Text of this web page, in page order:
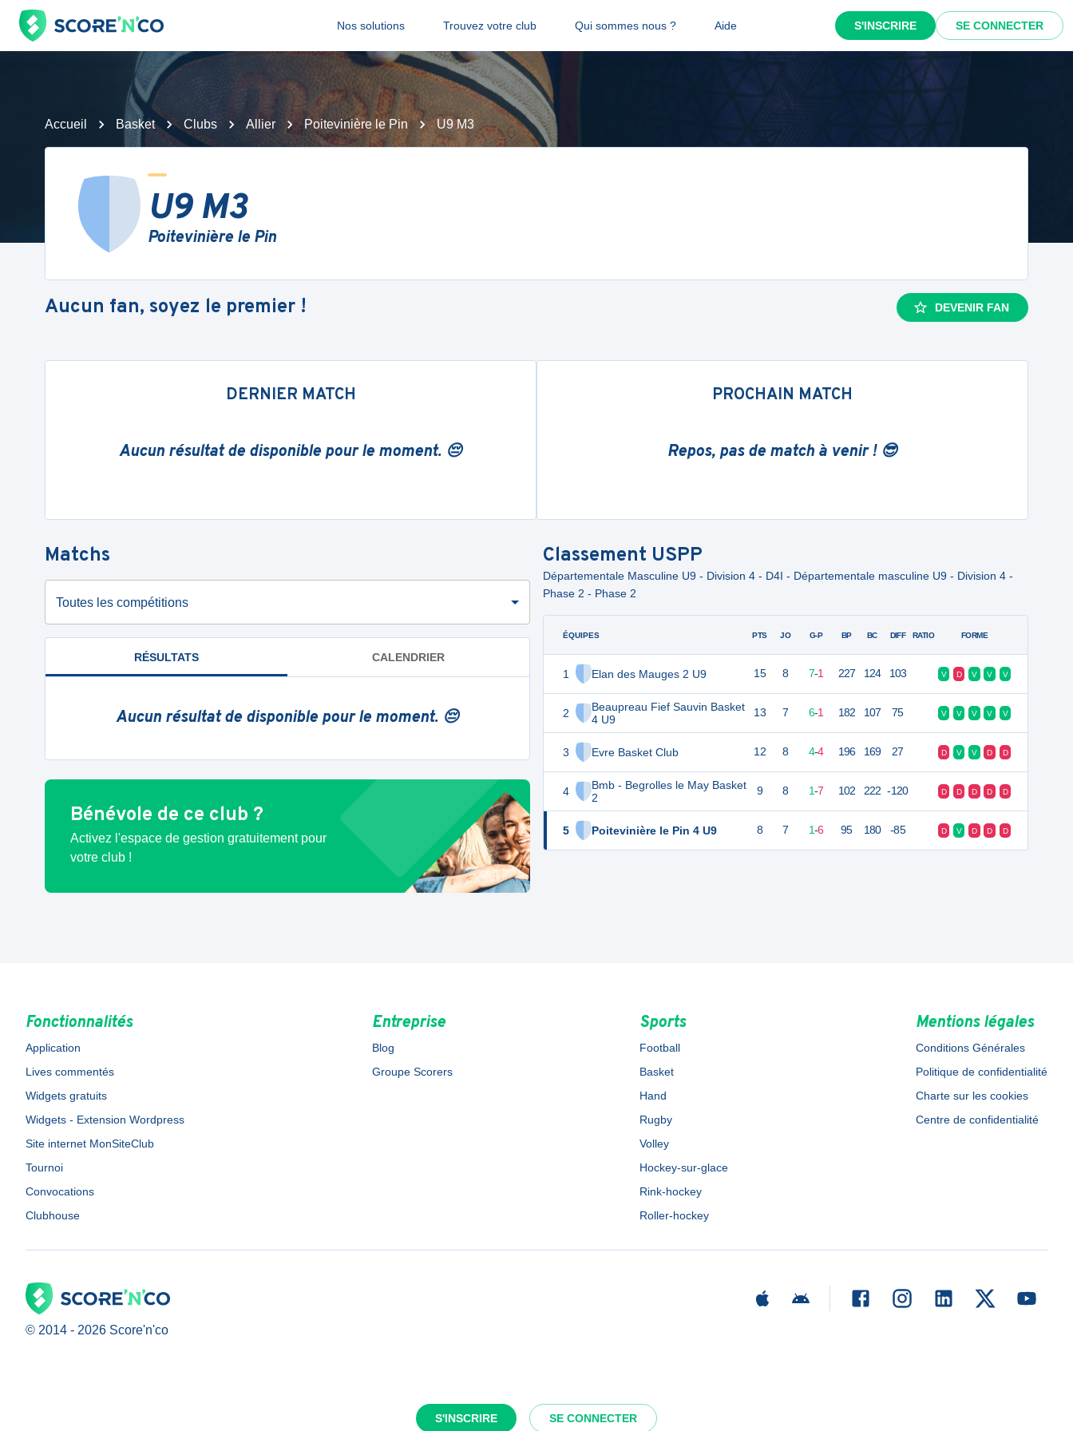
Nos solutions Trouvez votre club Qui sommes nous ? Aide S'INSCRIRE SE CONNECTER
S'INSCRIRE SE CONNECTER
Accueil Basket Clubs Allier Poitevinière le Pin U9 M3
U9 M3
Poitevinière le Pin
Aucun fan, soyez le premier ! DEVENIR FAN
DERNIER MATCH
Aucun résultat de disponible pour le moment. 😔
PROCHAIN MATCH
Repos, pas de match à venir ! 😎
Matchs
Toutes les compétitions
RÉSULTATS CALENDRIER
Aucun résultat de disponible pour le moment. 😔
Bénévole de ce club ?
Activez l'espace de gestion gratuitement pour
votre club !
Classement USPP
Départementale Masculine U9 - Division 4 - D4I - Départementale masculine U9 - Division 4 -
Phase 2 - Phase 2
ÉQUIPES
1 Elan des Mauges 2 U9
2
Beaupreau Fief Sauvin Basket
4 U9
3 Evre Basket Club
4
Bmb - Begrolles le May Basket
2
5 Poitevinière le Pin 4 U9
PTS JO G-P BP BC DIFF RATIO FORME
15 8 7-1 227 124 103 V D V V V
13 7 6-1 182 107 75 V V V V V
12 8 4-4 196 169 27 D V V D D
9 8 1-7 102 222 -120 D D D D D
8 7 1-6 95 180 -85 D V D D D
Fonctionnalités
Application
Lives commentés
Widgets gratuits
Widgets - Extension Wordpress
Site internet MonSiteClub
Tournoi
Convocations
Clubhouse
Entreprise
Blog
Groupe Scorers
Sports
Football
Basket
Hand
Rugby
Volley
Hockey-sur-glace
Rink-hockey
Roller-hockey
Mentions légales
Conditions Générales
Politique de confidentialité
Charte sur les cookies
Centre de confidentialité
© 2014 - 2026 Score'n'co